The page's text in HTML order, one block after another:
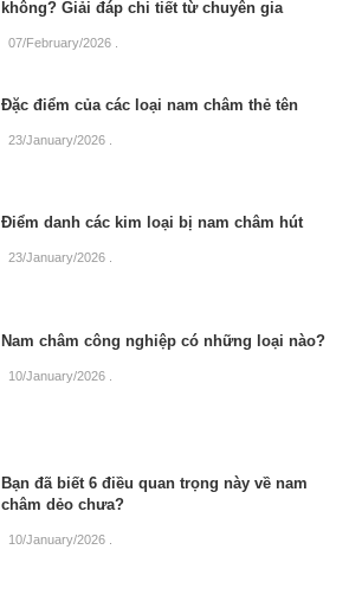
không? Giải đáp chi tiết từ chuyên gia
07/February/2026
Đặc điểm của các loại nam châm thẻ tên
23/January/2026
Điểm danh các kim loại bị nam châm hút
23/January/2026
Nam châm công nghiệp có những loại nào?
10/January/2026
Bạn đã biết 6 điều quan trọng này về nam
châm dẻo chưa?
10/January/2026